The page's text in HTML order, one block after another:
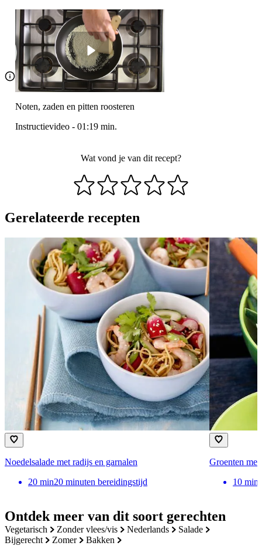
Ontdek meer van dit soort gerechten
vegetarisch zonder vlees/vis nederlands
salade
bijgerecht
zomer bakken
Noten, zaden en pitten roosteren
Instructievideo - 01:19 min.
Wat vond je van dit recept?
Gerelateerde recepten
Noedelsalade met radijs en garnalen
20 min20 minuten bereidingstijd
Groenten
10 min